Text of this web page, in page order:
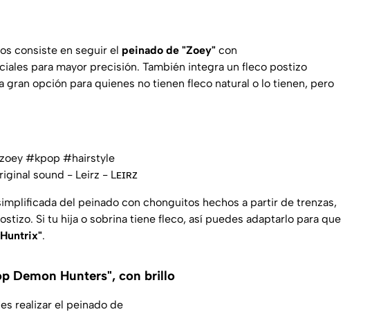
consiste en seguir el peinado de "Zoey" con
para mayor precisión. También integra un fleco postizo
gran opción para quienes no tienen fleco natural o lo tienen, pero
#kpop #hairstyle
sound - Leirz - Lᴇɪʀᴢ
del peinado con chonguitos hechos a partir de trenzas,
Si tu hija o sobrina tiene fleco, así puedes adaptarlo para que
.
Demon Hunters", con brillo
realizar el peinado de